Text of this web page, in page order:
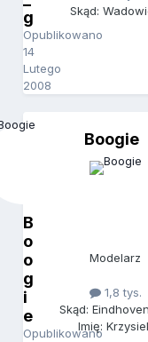
g
Opublikowano
14
Lutego
2008
Skąd:
B
o
o
g
i
e
Opublikowano
Boogie
Modelarz
1,8 tys.
Skąd:
Imię: